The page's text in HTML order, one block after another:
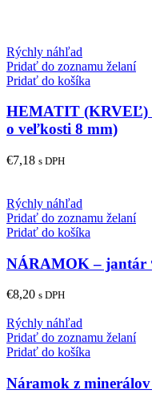
Rýchly náhľad
Pridať do zoznamu želaní
Pridať do košíka
HEMATIT (KRVEĽ)
o veľkosti 8 mm)
€7,18 s DPH
Rýchly náhľad
Pridať do zoznamu želaní
Pridať do košíka
NÁRAMOK – jantár
€8,20 s DPH
Rýchly náhľad
Pridať do zoznamu želaní
Pridať do košíka
Náramok z